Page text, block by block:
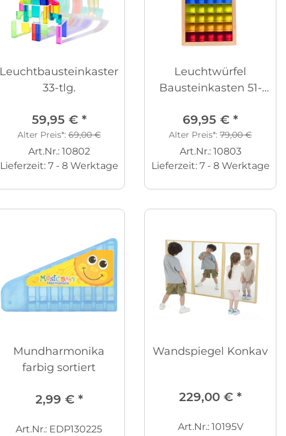
Leuchtbausteinkasten
33-tlg.
59,95 € *
Alter Preis*:69,00 €
Art.Nr.: 10802
Lieferzeit: 7 - 8 Werktage
Leuchtwürfel
Bausteinkasten 51-
69,95 € *
Alter Preis*: 79,00 €
Art.Nr.: 10803
Lieferzeit: 7 - 8 Werktage
Mundharmonika
farbig sortiert
2,99 € *
Art.Nr.: EDP130225
Wandspiegel Konkav
229,00 € *
Art.Nr.: 10195V